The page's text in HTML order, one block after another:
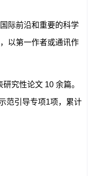
际前沿和重要的科学
以第一作者或通讯作
究性论文 10 余篇。
范引导专项1项，累计